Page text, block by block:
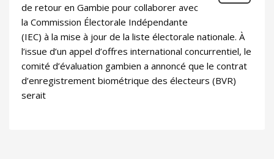
de retour en Gambie pour collaborer avec
la Commission Électorale Indépendante
(IEC) à la mise à jour de la liste électorale nationale. À
l’issue d’un appel d’offres international concurrentiel, le
comité d’évaluation gambien a annoncé que le contrat
d’enregistrement biométrique des électeurs (BVR)
serait